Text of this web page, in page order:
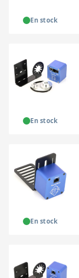
En stock
En stock
En stock